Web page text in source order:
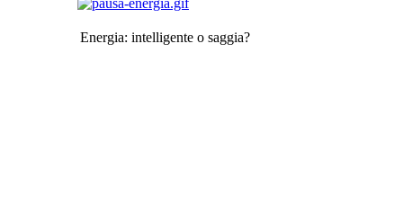
Energia: intelligente o saggia?